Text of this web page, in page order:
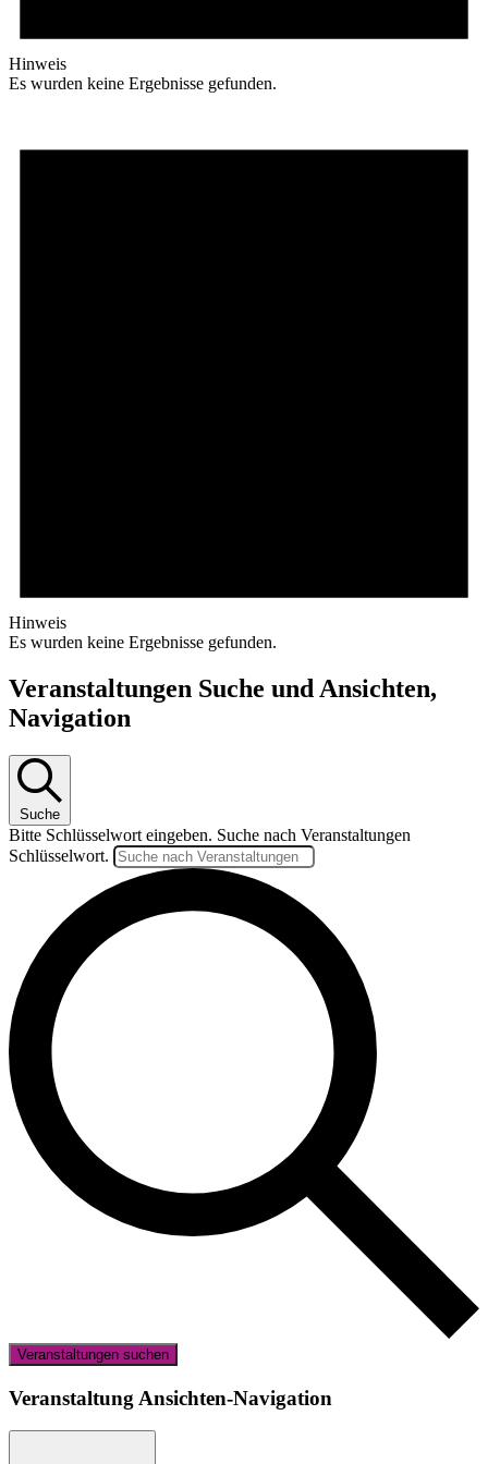
Hinweis
Es wurden keine Ergebnisse gefunden.
Hinweis
Es wurden keine Ergebnisse gefunden.
Veranstaltungen Suche und Ansichten,
Navigation
Suche
Bitte Schlüsselwort eingeben. Suche nach Veranstaltungen
Schlüsselwort.
Veranstaltungen suchen
Veranstaltung Ansichten-Navigation